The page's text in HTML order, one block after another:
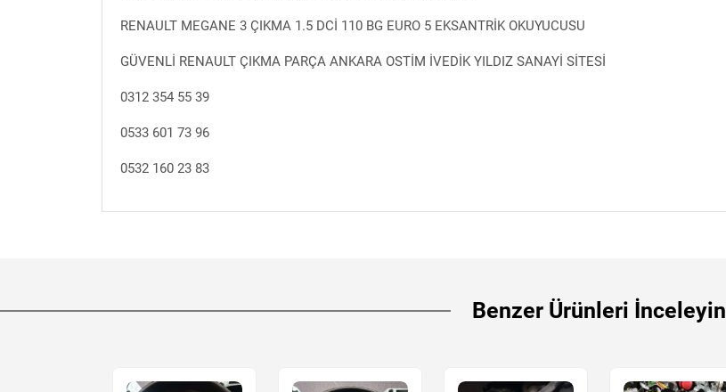
RENAULT MEGANE 3 ÇIKMA 1.5 DCİ 110 BG EURO 5 EKSANTRİK OKUYUCUSU
GÜVENLİ RENAULT ÇIKMA PARÇA ANKARA OSTİM İVEDİK YILDIZ SANAYİ SİTESİ
0312 354 55 39
0533 601 73 96
0532 160 23 83
Benzer Ürünleri İnceleyin